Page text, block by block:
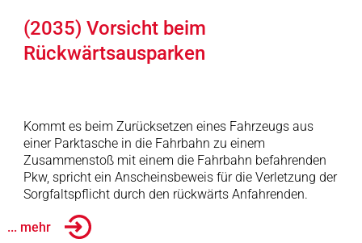
(2035) Vorsicht beim
Rückwärtsausparken
Kommt es beim Zurücksetzen eines Fahrzeugs aus
einer Parktasche in die Fahrbahn zu einem
Zusammenstoß mit einem die Fahrbahn befahrenden
Pkw, spricht ein Anscheinsbeweis für die Verletzung der
Sorgfaltspflicht durch den rückwärts Anfahrenden.
... mehr